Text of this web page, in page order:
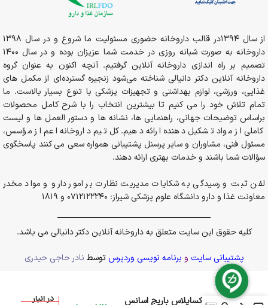
از سال 1394در قالب داروخانه حضوری مسئولیت ما شروع و در سال 1398
داروخانه به صورت شبانه روزی در خدمت شما عزیزان بوده و در سال 1400
تصمیم بر راه اندازی داروخانه آنلاین گرفتیم. آنچه اکنون به عنوان گروه
داروخانه آنلاین دکتر دانیالی شناخته می‌شود زنجیره گسترده‌ای از مکمل های
غذایی، ورزشی، لوازم بهداشتی و تجهیزات پزشکی با تنوع بسیار بالاست. ما
تمام تلاش خود را می کنیم تا بیشترین انتخاب را با شرح کامل محصولات
براساس توضیحات جهانی، راهنمایی ها، نشانه ها و دستور العمل ها و لیست
کاملی از مواد تشکیل دهنده ارائه دهیم. کل تیم داروخانه اعم از مؤسس،
مسئول فنی، مشاوران و سایر پرسنل پشتیبانی همواره سعی می کنند پاسخگوی
سؤالات شما باشند و خدمات بهتری ارائه دهند.
لفن ثبت و رسیدگی به شکایات مدیریت نظارت بر امور دارو و مواد مخدر
معاونت غذا و دارو دانشگاه علوم پزشکی شیراز: 0712122240 و 1819
کلیه حقوق این سایت متعلق به داروخانه آنلاین دکتر دانیالی می باشد.
پشتیبانی سایت و برنامه نویسی وردپرس توسط نادر حاجی حیدری
شربت لاکساپلاس باریج اسانس در انبار